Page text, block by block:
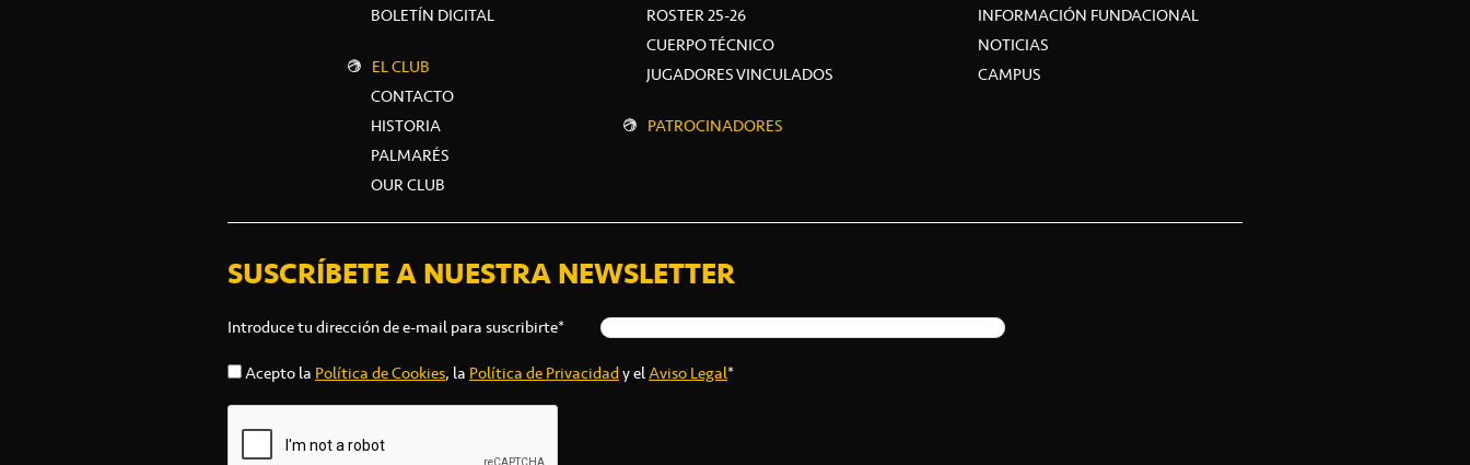
BOLETÍN DIGITAL
EL CLUB
CONTACTO
HISTORIA
PALMARÉS
OUR CLUB
ROSTER 25-26
CUERPO TÉCNICO
JUGADORES VINCULADOS
PATROCINADORES
INFORMACIÓN FUNDACIONAL
NOTICIAS
CAMPUS
SUSCRÍBETE A NUESTRA NEWSLETTER
Introduce tu dirección de e-mail para suscribirte*
Acepto laPolítica de Cookies, laPolítica de Privacidady elAviso Legal*